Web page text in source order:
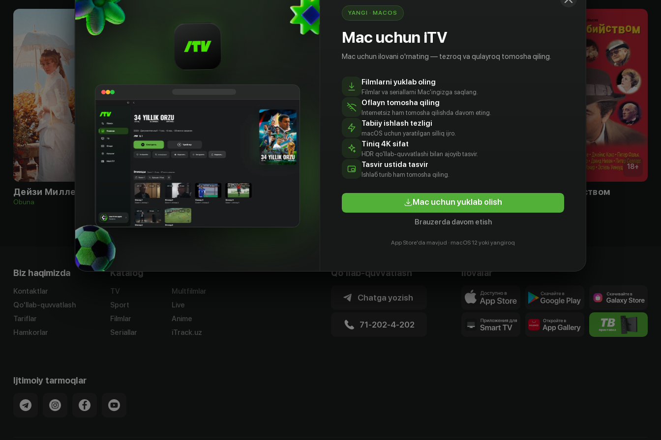
Дейзи Миллер
Obuna
Джиперс Криперс
Obuna
6+
Улика
Obuna
18+
Ужин с убийством
Biz haqimizda
Kontaktlar
Qo'llab-quvvatlash
Tariflar
Hamkorlar
Katalog
TV
Sport
Filmlar
Seriallar
Multfilmlar
Live
Anime
iTrack.uz
Qo'llab-quvvatlash
Chatga yozish
71-202-4-202
Ilovalar
Ijtimoiy tarmoqlar
YANGI · MACOS
Mac uchun iTV
Mac uchun ilovani o'rnating — tezroq va qulayroq tomosha qiling.
Filmlarni yuklab oling
Filmlar va seriallarni Mac'ingizga saqlang.
Oflayn tomosha qiling
Internetsiz ham tomosha qilishda davom eting.
Tabiiy ishlash tezligi
macOS uchun yaratilgan silliq ijro.
Tiniq 4K sifat
HDR qo'llab-quvvatlashi bilan ajoyib tasvir.
Tasvir ustida tasvir
Ishlаб turib ham tomosha qiling.
Mac uchun yuklab olish
Brauzerda davom etish
App Store'da mavjud · macOS 12 yoki yangiroq